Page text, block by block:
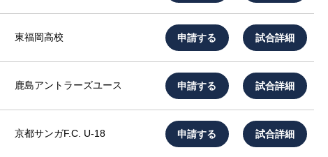
東福岡高校 申請する 試合詳細
鹿島アントラーズユース 申請する 試合詳細
京都サンガF.C. U-18 申請する 試合詳細